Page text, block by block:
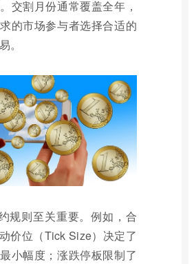
交割月份通常覆盖全年，
的市场参与者选择合适的
。
规则至关重要。例如，合
价位（Tick Size）决定了
小幅度；涨跌停板限制了